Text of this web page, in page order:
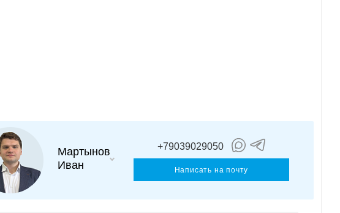
Мартынов
Иван
+79039029050
Написать на почту